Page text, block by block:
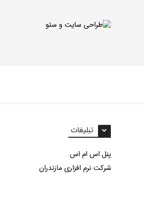
تبلیغات
پنل اس ام اس
شرکت نرم افزاری مازندران